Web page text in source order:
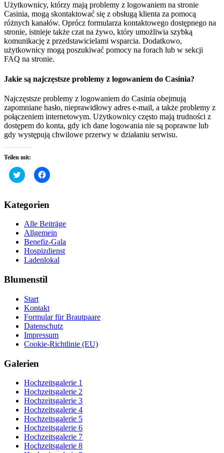
Użytkownicy, którzy mają problemy z logowaniem na stronie
Casinia, mogą skontaktować się z obsługą klienta za pomocą
różnych kanałów. Oprócz formularza kontaktowego dostępnego na
stronie, istnieje także czat na żywo, który umożliwia szybką
komunikację z przedstawicielami wsparcia. Dodatkowo,
użytkownicy mogą poszukiwać pomocy na forach lub w sekcji
FAQ na stronie.
Jakie są najczęstsze problemy z logowaniem do Casinia?
Najczęstsze problemy z logowaniem do Casinia obejmują
zapomniane hasło, nieprawidłowy adres e-mail, a także problemy z
połączeniem internetowym. Użytkownicy często mają trudności z
dostępem do konta, gdy ich dane logowania nie są poprawne lub
gdy występują chwilowe przerwy w działaniu serwisu.
Teilen mit:
Klick,
um
teilen
(Wird
in
neuem
Fenster
geöffnet)
Klick,
um
teilen
in
neuem
Fenster
geöffnet)
Kategorien
Alle Beiträge
Allgemein
Benefiz-Gala
Hospizdienst
Ladenlokal
Blumenstil
Start
Kontakt
Formular für Brautpaare
Datenschutz
Impressum
Cookie-Richtlinie (EU)
Galerien
Hochzeitsgalerie 1
Hochzeitsgalerie 2
Hochzeitsgalerie 3
Hochzeitsgalerie 4
Hochzeitsgalerie 5
Hochzeitsgalerie 6
Hochzeitsgalerie 7
Hochzeitsgalerie 8